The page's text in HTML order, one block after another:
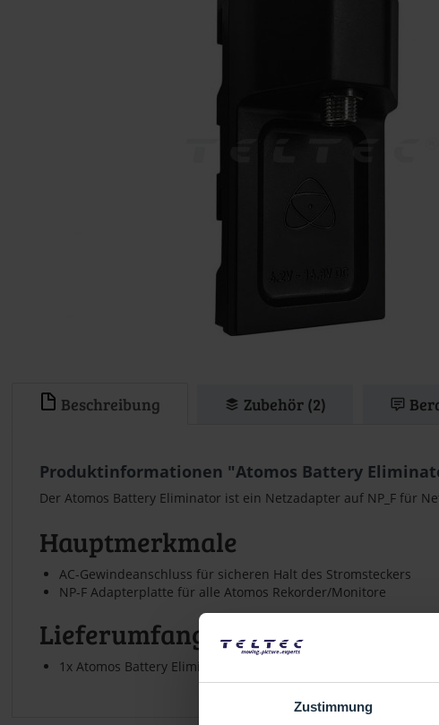
Zustimmung
Beschreibung Zubehör (2)
Produktinformationen "Atomos Battery
Der Atomos Battery Eliminator ist ein Netzadapter auf NP_F für
Hauptmerkmale
AC-Gewindeanschluss für sicheren Halt des Stromsteckers
NP-F Adapterplatte für alle Atomos Rekorder/Monitore
Lieferumfang
1x Atomos Battery Eliminator